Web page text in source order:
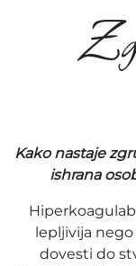
Kako nastaje
ishrana
lepljivija
dovesti do